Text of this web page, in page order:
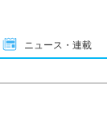
ニュース・連載